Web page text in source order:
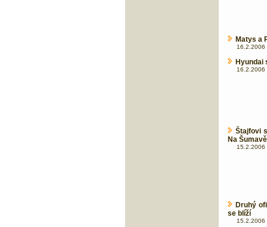
Matys a
16.2.2006
Hyundai
16.2.2006
Štajfovi
Na
15.2.2006
Druhý
se blíží
15.2.2006